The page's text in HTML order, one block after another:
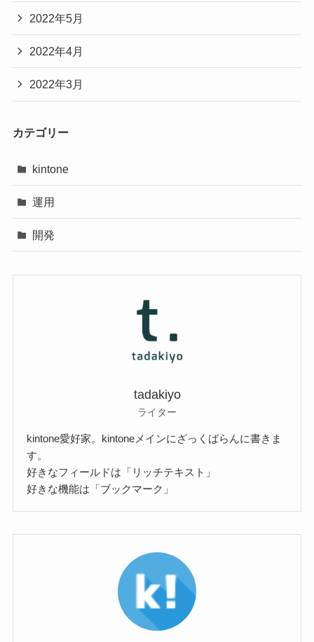
2022年5月
2022年4月
2022年3月
カテゴリー
kintone
運用
開発
tadakiyo
ライター
kintone愛好家。kintoneメインにざっくばらんに書きま
す。
好きなフィールドは「リッチテキスト」
好きな機能は「ブックマーク」